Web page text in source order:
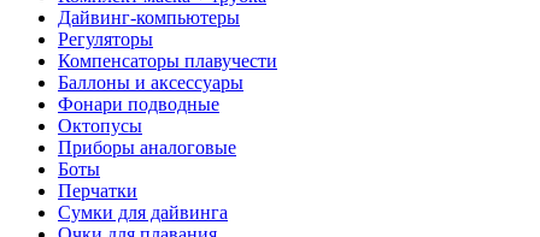
Дайвинг-компьютеры
Регуляторы
Компенсаторы плавучести
Баллоны и аксессуары
Фонари подводные
Октопусы
Приборы аналоговые
Боты
Перчатки
Сумки для дайвинга